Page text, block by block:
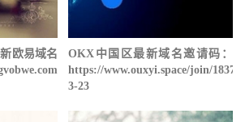
欧易域名
OKX中国区最新域名邀请码：
https://www.ouxyi.space/join/
3-23